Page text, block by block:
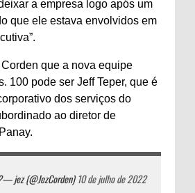
a empresa logo após um
que ele estava envolvidos em
que a nova equipe
100 pode ser Jeff Teper, que é
dos serviços do
ao diretor de
— jez (@JezCorden)10 de julho de 2022